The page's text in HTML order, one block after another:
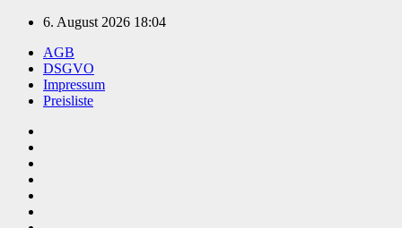
Zum
springen
6. August 2026 18:04
AGB
DSGVO
Impressum
Preisliste